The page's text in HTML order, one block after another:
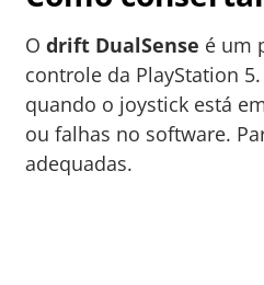
O drift DualSense é um
controle da PlayStation
quando o joystick está
ou falhas no software.
adequadas.